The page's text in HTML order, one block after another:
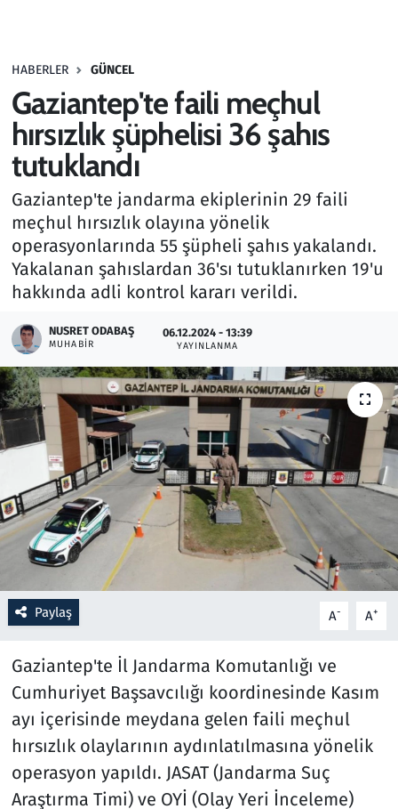
HABERLER GÜNCEL
Gaziantep'te faili meçhul
hırsızlık şüphelisi 36 şahıs
tutuklandı
Gaziantep'te jandarma ekiplerinin 29 faili
meçhul hırsızlık olayına yönelik
operasyonlarında 55 şüpheli şahıs yakalandı.
Yakalanan şahıslardan 36'sı tutuklanırken 19'u
hakkında adli kontrol kararı verildi.
NUSRET ODABAŞ
MUHABIR
06.12.2024 - 13:39
YAYINLANMA
Paylaş A- A+
Gaziantep'te İl Jandarma Komutanlığı ve
Cumhuriyet Başsavcılığı koordinesinde Kasım
ayı içerisinde meydana gelen faili meçhul
hırsızlık olaylarının aydınlatılmasına yönelik
operasyon yapıldı. JASAT (Jandarma Suç
Araştırma Timi) ve OYİ (Olay Yeri İnceleme)
Haber
Kültür Sanat
Kurumsal Haberler
Lezzet Durağı
Memur ve Kamu
Otomobil
Oyun
Ramazan
Resmi İlanlar
Rüya Tabirleri
Sağlık
Savunma Sanayi
Seçim 2023
Spor
Teknoloji ve Bilim
Televizyon